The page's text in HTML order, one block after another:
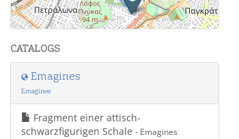
Leaflet| Maps and Data ©OpenStreetMap.
CATALOGS
Emagines
Emagines
Fragment einer attisch-
schwarzfigurigen Schale - Emagines